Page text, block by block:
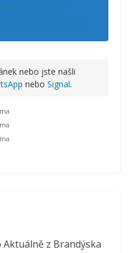
nebo jste našli
nebo Signal.
z Brandýska